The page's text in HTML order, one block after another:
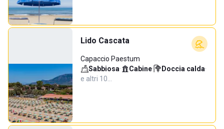
Lido Cascata
Capaccio Paestum
Sabbiosa· Cabine· Doccia calda·
e altri 10…